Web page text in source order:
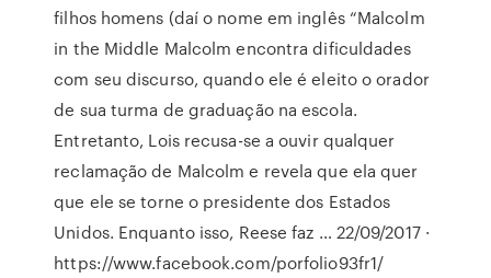
filhos homens (daí o nome em inglês “Malcolm
in the Middle Malcolm encontra dificuldades
com seu discurso, quando ele é eleito o orador
de sua turma de graduação na escola.
Entretanto, Lois recusa-se a ouvir qualquer
reclamação de Malcolm e revela que ela quer
que ele se torne o presidente dos Estados
Unidos. Enquanto isso, Reese faz … 22/09/2017 ·
https://www.facebook.com/porfolio93fr1/